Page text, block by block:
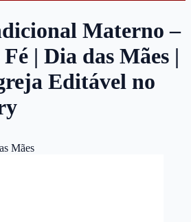
Materno –
| Dia das Mães |
Editável no
Mães